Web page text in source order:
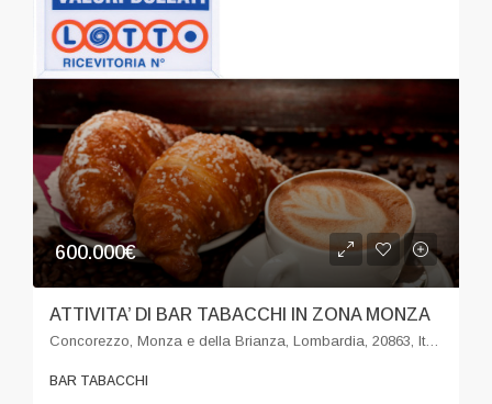
600.000€
ATTIVITA’ DI BAR TABACCHI IN ZONA MONZA
Concorezzo, Monza e della Brianza, Lombardia, 20863, Italia
BAR TABACCHI